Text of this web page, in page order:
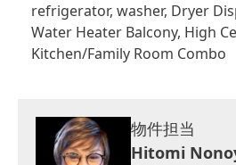
refrigerator, washer, Dryer
Water Heater Balcony, High
Kitchen/Family Room Combo
物件担当
Hitomi